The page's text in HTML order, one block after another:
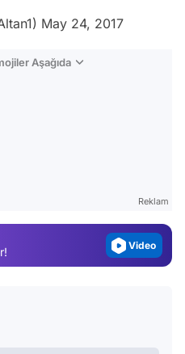
May 24, 2017
Aşağıda
Reklam
Test